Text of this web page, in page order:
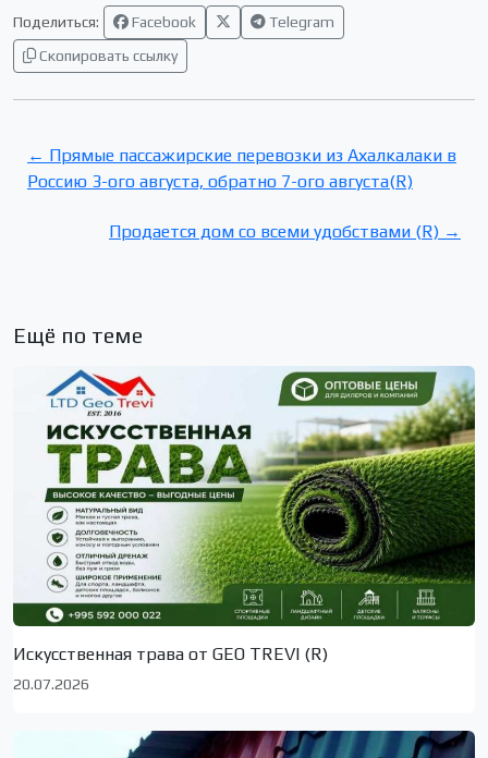
Поделиться: Facebook
Telegram
Скопировать ссылку
← Прямые пассажирские перевозки из Ахалкалаки в
Россию 3-ого августа, обратно 7-ого августа(R)
Продается дом со всеми удобствами (R) →
Ещё по теме
Искусственная трава от GEO TREVI (R)
20.07.2026